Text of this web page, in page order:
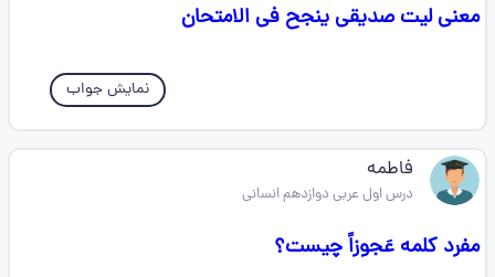
معنی لیت صدیقی ینجح فی الامتحان
نمایش جواب
فاطمه
درس اول عربی دوازدهم انسانی
مفرد کلمه عَجوزاً چیست؟